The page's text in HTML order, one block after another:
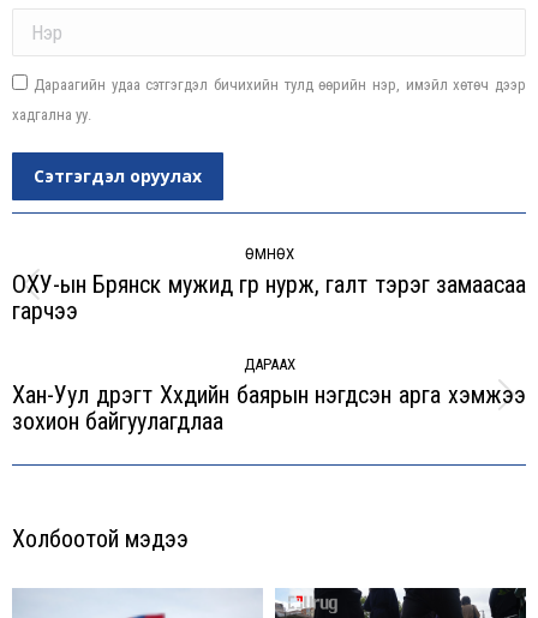
Дараагийн удаа сэтгэгдэл бичихийн тулд өөрийн нэр, имэйл хөтөч дээр
хадгална уу.
Сэтгэгдэл оруулах
ӨМНӨХ
Previous
ОХУ-ын Брянск мужид гүүр нурж, галт тэрэг замаасаа
гарчээ
ДАРААХ
Next
Хан-Уул дүүрэгт Хүүхдийн баярын нэгдсэн арга хэмжээ
зохион байгуулагдлаа
Холбоотой мэдээ